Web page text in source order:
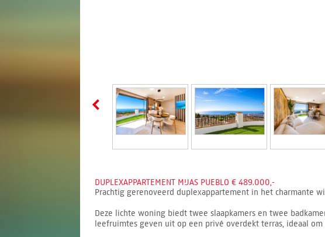
DUPLEXAPPARTEMENT MIJAS PUEBLO € 489.000,-
Prachtig gerenoveerd duplexappartement in het charmante
Deze lichte woning biedt twee slaapkamers en twee
leefruimtes geven uit op een privé overdekt terras, ideaal